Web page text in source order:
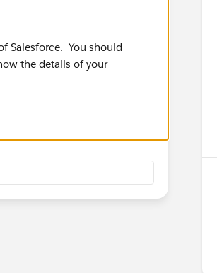
Salesforce. You should
the details of your